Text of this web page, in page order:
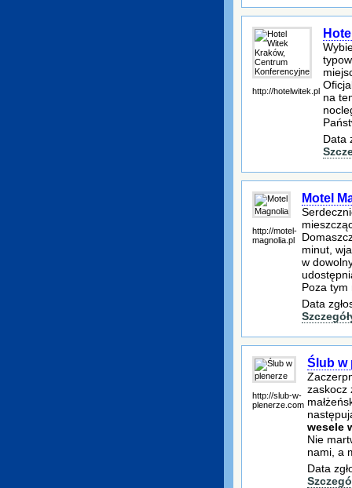
http://hotelwitek.pl na
Data
http://motel-
magnolia.pl
Motel
minut,
w
Poza tym
Data
http://slub-w-
plenerze.com
Ślub w
zaskocz
wesele
Nie
nami, a
Data